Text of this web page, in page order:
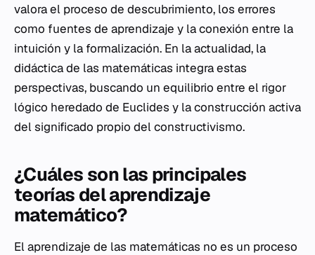
valora el proceso de descubrimiento, los errores
como fuentes de aprendizaje y la conexión entre la
intuición y la formalización. En la actualidad, la
didáctica de las matemáticas integra estas
perspectivas, buscando un equilibrio entre el rigor
lógico heredado de Euclides y la construcción activa
del significado propio del constructivismo.
¿Cuáles son las principales
teorías del aprendizaje
matemático?
El aprendizaje de las matemáticas no es un proceso